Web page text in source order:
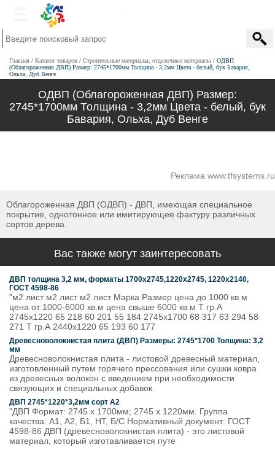
Главная Каталог товаров Строительные материалы, отделочные материалы
ОДВП
(Облагороженная ДВП) Размер: 2745*1700мм Толщина - 3,2мм Цвета - белый, бук Бавария,
Ольха, Дуб Венге
ОДВП (Облагороженная ДВП) Размер:
2745*1700мм Толщина - 3,2мм Цвета - белый, бук
Бавария, Ольха, Дуб Венге
Реклама www.tfsystems.ru
Облагороженная ДВП (ОДВП) - ДВП, имеющая специальное
покрытие, однотонное или имитирующее фактуру различных
сортов дерева.
Вас также могут заинтересовать
ДВП толщина 3,2 мм, форматы 1700х2745,1220х2745, 1220х2140,
ГОСТ 4598-86
"м2 лист м2 лист м2 лист Марка Размер цена до 1000 кв.м
цена от 1000-6000 кв.м цена свыше 6000 кв.м Т гр.А
2745х1220 65 218 60 201 55 184 2745х1700 68 317 63 294 58
271 Т гр.А 2440х1220 65 193 60 177
Древесноволокнистая плита (ДВП) Размеры: 2745*1700 Толщина: 3,2
мм
Древесноволокнистая плита - листовой древесный материал,
изготовленный путем горячего прессования или сушки ковра
из древесных волокон с введением при необходимости
связующих и специальных добавок.
ДВП 2745*1220*3,2мм сорт А2
"ДВП Формат: 2745 х 1700мм; 2745 х 1220мм. Группа
качества: А1, А2, Б1, НТ, Б/С Нормативный документ: ГОСТ
4598-86 ДВП (древесноволокнистая плита) - это листовой
материал, который изготавливается путе